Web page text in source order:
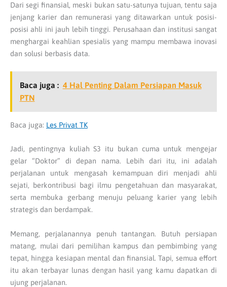
Dari segi finansial, meski bukan satu-satunya tujuan, tentu saja
jenjang karier dan remunerasi yang ditawarkan untuk posisi-
posisi ahli ini jauh lebih tinggi. Perusahaan dan institusi sangat
menghargai keahlian spesialis yang mampu membawa inovasi
dan solusi berbasis data.
Baca juga : 4 Hal Penting Dalam Persiapan Masuk
PTN
Baca juga: Les Privat TK
Jadi, pentingnya kuliah S3 itu bukan cuma untuk mengejar
gelar “Doktor” di depan nama. Lebih dari itu, ini adalah
perjalanan untuk mengasah kemampuan diri menjadi ahli
sejati, berkontribusi bagi ilmu pengetahuan dan masyarakat,
serta membuka gerbang menuju peluang karier yang lebih
strategis dan berdampak.
Memang, perjalanannya penuh tantangan. Butuh persiapan
matang, mulai dari pemilihan kampus dan pembimbing yang
tepat, hingga kesiapan mental dan finansial. Tapi, semua effort
itu akan terbayar lunas dengan hasil yang kamu dapatkan di
ujung perjalanan.